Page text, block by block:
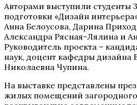
Авторами выступили студенты
подготовки «Дизайн
Анна Белоусова, Дарина
Александра Рясная-Лялина и
Руководитель проекта –
наук, доцент кафедры дизайна
Николаевна Чупина.
На выставке представлены
жилых помещений